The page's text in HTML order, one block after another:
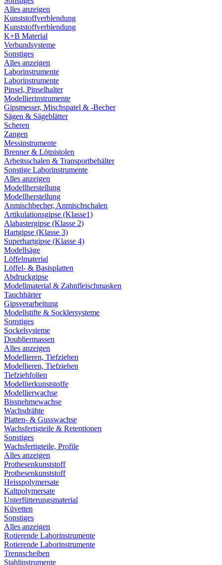
Alles anzeigen
Kunststoffverblendung
Kunststoffverblendung
K+B Material
Verbundsysteme
Sonstiges
Alles anzeigen
Laborinstrumente
Laborinstrumente
Pinsel, Pinselhalter
Modellierinstrumente
Gipsmesser, Mischspatel & -Becher
Sägen & Sägeblätter
Scheren
Zangen
Messinstrumente
Brenner & Lötpistolen
Arbeitsschalen & Transportbehälter
Sonstige Laborinstrumente
Alles anzeigen
Modellherstellung
Modellherstellung
Anmischbecher, Anmischschalen
Artikulationsgipse (Klasse1)
Alabastergipse (Klasse 2)
Hartgipse (Klasse 3)
Superhartgipse (Klasse 4)
Modellsäge
Löffelmaterial
Löffel- & Basisplatten
Abdruckgipse
Modellmaterial & Zahnfleischmasken
Tauchhärter
Gipsverarbeitung
Modellstifte & Socklersysteme
Sonstiges
Sockelsysteme
Doubliermassen
Alles anzeigen
Modellieren, Tiefziehen
Modellieren, Tiefziehen
Tiefziehfolien
Modellierkunststoffe
Modellierwachse
Bissnehmewachse
Wachsdrähte
Platten- & Gusswachse
Wachsfertigteile & Retentionen
Sonstiges
Wachsfertigteile, Profile
Alles anzeigen
Prothesenkunststoff
Prothesenkunststoff
Heisspolymersate
Kaltpolymersate
Unterfütterungsmaterial
Küvetten
Sonstiges
Alles anzeigen
Rotierende Laborinstrumente
Rotierende Laborinstrumente
Trennscheiben
Stahlinstrumente